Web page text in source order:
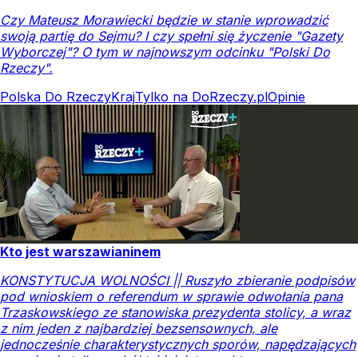
Czy Mateusz Morawiecki będzie w stanie wprowadzić
swoją partię do Sejmu? I czy spełni się życzenie "Gazety
Wyborczej"? O tym w najnowszym odcinku "Polski Do
Rzeczy".
Polska Do RzeczyKrajTylko na DoRzeczy.plOpinie
Kto jest warszawianinem
KONSTYTUCJA WOLNOŚCI || Ruszyło zbieranie podpisów
pod wnioskiem o referendum w sprawie odwołania pana
Trzaskowskiego ze stanowiska prezydenta stolicy, a wraz
z nim jeden z najbardziej bezsensownych, ale
jednocześnie charakterystycznych sporów, napędzających